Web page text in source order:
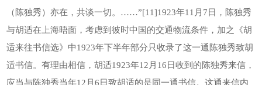
（陈独秀）亦在，共谈一切。……”[11]1923年11月7日，陈独秀
与胡适在上海晤面，考虑到彼时中国的交通物流条件，加之《胡
适来往书信选》中1923年下半年部分只收录了这一通陈独秀致胡
适书信。有理由相信，胡适1923年12月16日收到的陈独秀来信，
应当与陈独秀当年12月6日致胡适的是同一通书信。这通来信内